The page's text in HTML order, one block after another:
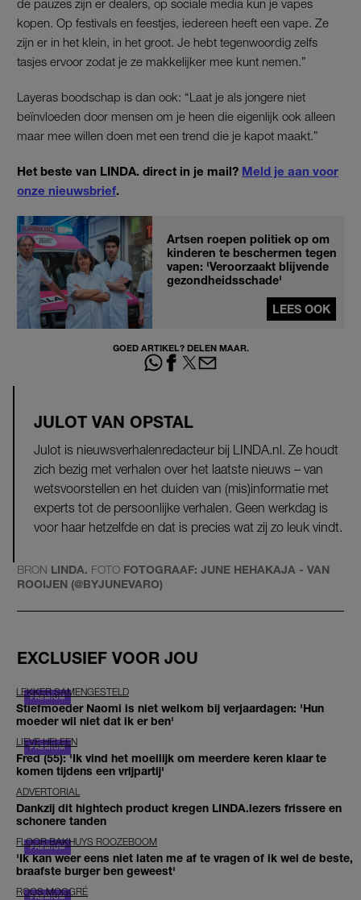
de pauzes zijn er dealers, op sociale media kun je vapes
kopen. Op festivals en feestjes, iedereen heeft een vape. Ze
zijn er in het klein, in het groot. Je hebt tegenwoordig zelfs
tasjes ervoor zodat je ze makkelijker mee kunt nemen.”
Layeras boodschap is dan ook: “Laat je als jongere niet
beïnvloeden door mensen om je heen die eigenlijk ook alleen
maar mee willen doen met een trend die je kapot maakt.”
Het beste van LINDA. direct in je mail? Meld je aan voor
onze nieuwsbrief.
Artsen roepen politiek op om
kinderen te beschermen tegen
vapen: 'Veroorzaakt blijvende
gezondheidsschade'
LEES OOK
GOED ARTIKEL? DELEN MAAR.
JULOT VAN OPSTAL
Julot is nieuwsverhalenredacteur bij LINDA.nl. Ze houdt
zich bezig met verhalen over het laatste nieuws – van
wetsvoorstellen en het duiden van (mis)informatie met
experts tot de persoonlijke verhalen. Geen werkdag is
voor haar hetzelfde en dat is precies wat zij zo leuk vindt.
BRON LINDA. FOTO FOTOGRAAF: JUNE HEHAKAJA - VAN
ROOIJEN (@BYJUNEVARO)
EXCLUSIEF VOOR JOU
LEKKER SAMENGESTELD
Stiefmoeder Naomi is niet welkom bij verjaardagen: 'Hun
moeder wil niet dat ik er ben'
LIEVE HELEEN
Fred (55): 'Ik vind het moeilijk om meerdere keren klaar te
komen tijdens een vrijpartij'
ADVERTORIAL
Dankzij dit hightech product kregen LINDA.lezers frissere en
schonere tanden
FLOOR BAKHUYS ROOZEBOOM
'Ik kan weer eens niet laten me af te vragen of ik wel de beste,
braafste burger ben geweest'
ROOS MOGGRÉ